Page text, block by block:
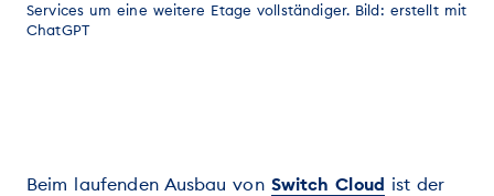
Services um eine weitere Etage vollständiger. Bild: erstellt mit
ChatGPT
Beim laufenden Ausbau von Switch Cloud ist der